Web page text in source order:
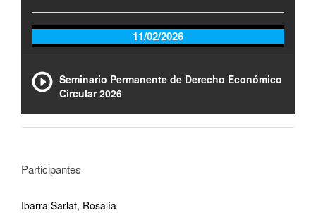
11/02/2026
Seminario Permanente de Derecho Económico
Circular 2026
Participantes
Ibarra Sarlat, Rosalía